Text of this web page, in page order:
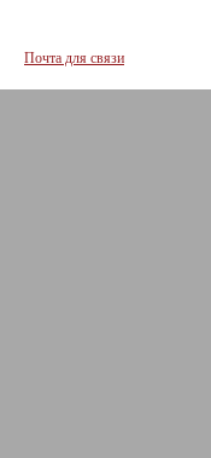
Почта для связи